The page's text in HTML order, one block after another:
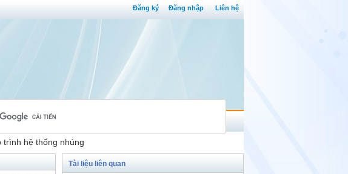
Đăng ký Đăng nhập Liên hệ
trình hệ thống nhúng
Tài liệu liên quan